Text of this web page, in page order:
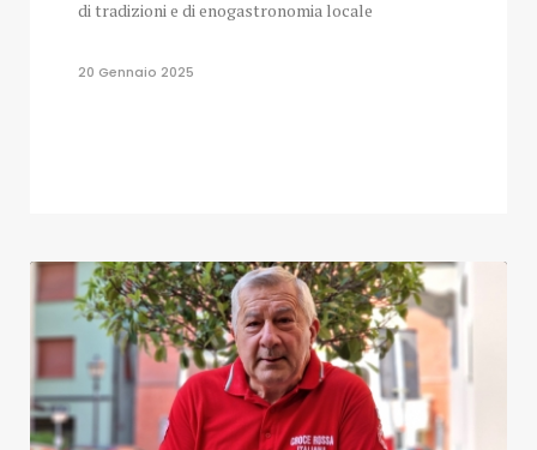
di tradizioni e di enogastronomia locale
20 Gennaio 2025